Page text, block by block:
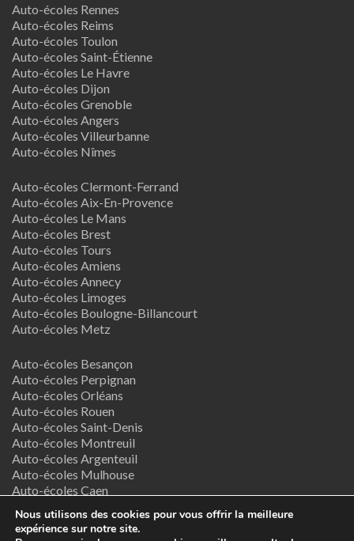
Auto-écoles Rennes
Auto-écoles Reims
Auto-écoles Toulon
Auto-écoles Saint-Étienne
Auto-écoles Le Havre
Auto-écoles Dijon
Auto-écoles Grenoble
Auto-écoles Angers
Auto-écoles Villeurbanne
Auto-écoles Nîmes
Auto-écoles Clermont-Ferrand
Auto-écoles Aix-En-Provence
Auto-écoles Le Mans
Auto-écoles Brest
Auto-écoles Tours
Auto-écoles Amiens
Auto-écoles Annecy
Auto-écoles Limoges
Auto-écoles Boulogne-Billancourt
Auto-écoles Metz
Auto-écoles Besançon
Auto-écoles Perpignan
Auto-écoles Orléans
Auto-écoles Rouen
Auto-écoles Saint-Denis
Auto-écoles Montreuil
Auto-écoles Argenteuil
Auto-écoles Mulhouse
Auto-écoles Caen
Termes & Conditions
Nous utilisons des cookies pour vous offrir la meilleure
expérience sur notre site.